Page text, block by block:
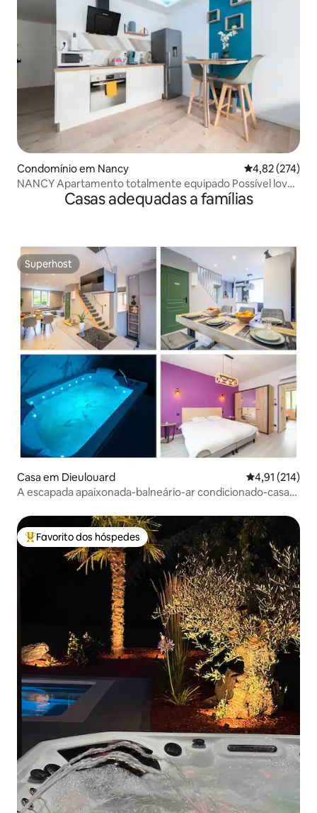
Condomínio em Nancy Classificação
4,82 (274)
NANCY Apartamento totalmente equipado Possível love
Casas adequadas a famílias
Superhost
Superhost
Casa em Dieulouard Classificação
4,91 (214)
A escapada apaixonada-balneário-ar condicionado-casa
Favoritos dos hóspedes mais apreciados
Favorito dos hóspedes